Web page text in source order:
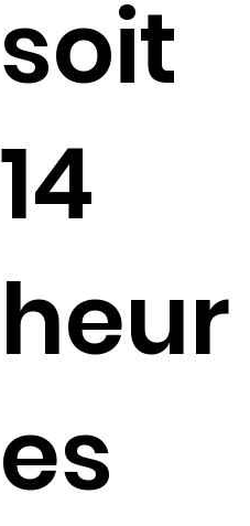
soit
14
heur
es